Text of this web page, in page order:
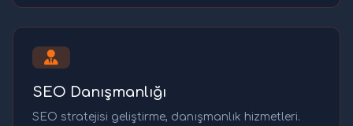
SEO Danışmanlığı
SEO stratejisi geliştirme, danışmanlık hizmetleri.